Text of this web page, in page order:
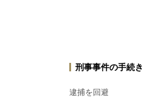
刑事事件の手続き
逮捕を回避